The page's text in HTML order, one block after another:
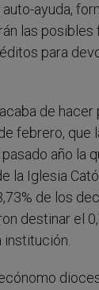
ayuda,
las posibles
para
de
febrero, que
año la
la Iglesia
de los
destinar el
institución.